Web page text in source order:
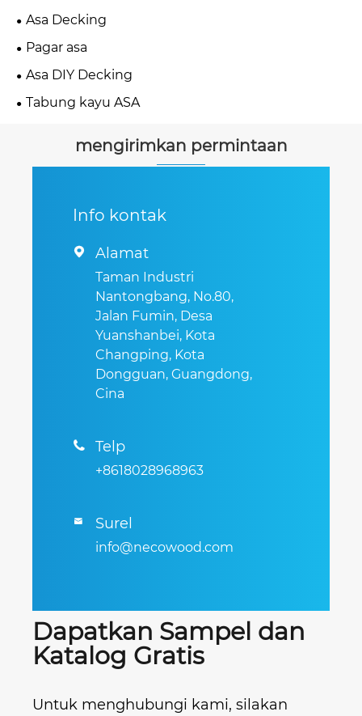
Asa Decking
Pagar asa
Asa DIY Decking
Tabung kayu ASA
mengirimkan permintaan
Info kontak
 Alamat
Taman Industri
Nantongbang, No.80,
Jalan Fumin, Desa
Yuanshanbei, Kota
Changping, Kota
Dongguan, Guangdong,
Cina
 Telp
+8618028968963
 Surel
info@necowood.com
Dapatkan Sampel dan
Katalog Gratis
Untuk menghubungi kami, silakan